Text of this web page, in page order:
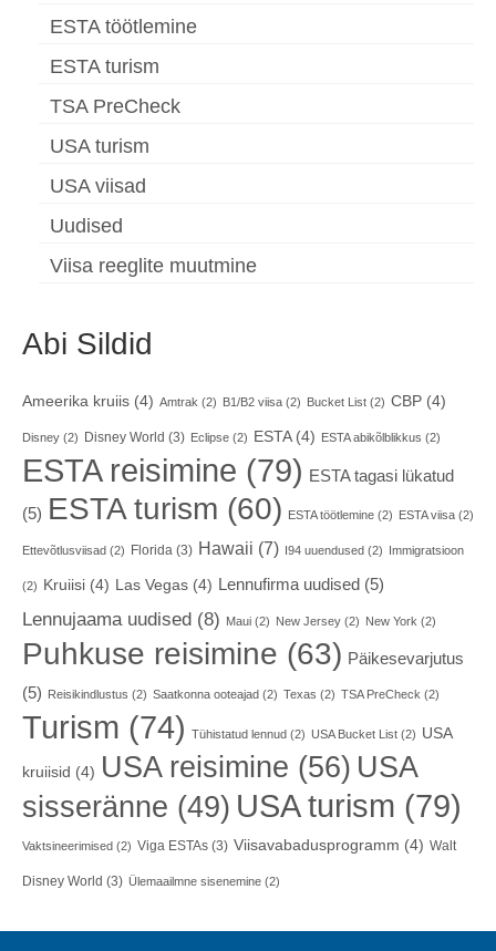
ESTA töötlemine
ESTA turism
TSA PreCheck
USA turism
USA viisad
Uudised
Viisa reeglite muutmine
Abi Sildid
Ameerika kruiis (4) Amtrak (2) B1/B2 viisa (2) Bucket List (2) CBP (4)
Disney (2) Disney World (3) Eclipse (2) ESTA(4) ESTA abikõlblikkus (2)
ESTA reisimine (79) ESTA tagasi lükatud
(5) ESTA turism (60) ESTA töötlemine (2) ESTA viisa (2)
Ettevõtlusviisad (2) Florida (3) Hawaii (7) I94 uuendused (2) Immigratsioon
(2) Kruiisi (4) Las Vegas (4) Lennufirma uudised (5)
Lennujaama uudised (8) Maui (2) New Jersey (2) New York (2)
Puhkuse reisimine (63) Päikesevarjutus
(5)
Reisikindlustus (2) Saatkonna ooteajad (2) Texas (2) TSA PreCheck (2)
Turism (74) Tühistatud lennud (2) USA Bucket List (2) USA
kruiisid (4) USA reisimine (56) USA
sisseränne (49) USA turism (79)
Vaktsineerimised (2) Viga ESTAs (3) Viisavabadusprogramm (4) Walt
Disney World (3) Ülemaailmne sisenemine (2)